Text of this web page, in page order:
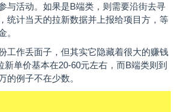
与活动。如果是B端类，则需要沿街去寻
统计当天的拉新数据并上报给项目方，等
。
工作丢面子，但其实它隐藏着很大的赚钱
新单价基本在20-60元左右，而B端类则到
的例子不在少数。